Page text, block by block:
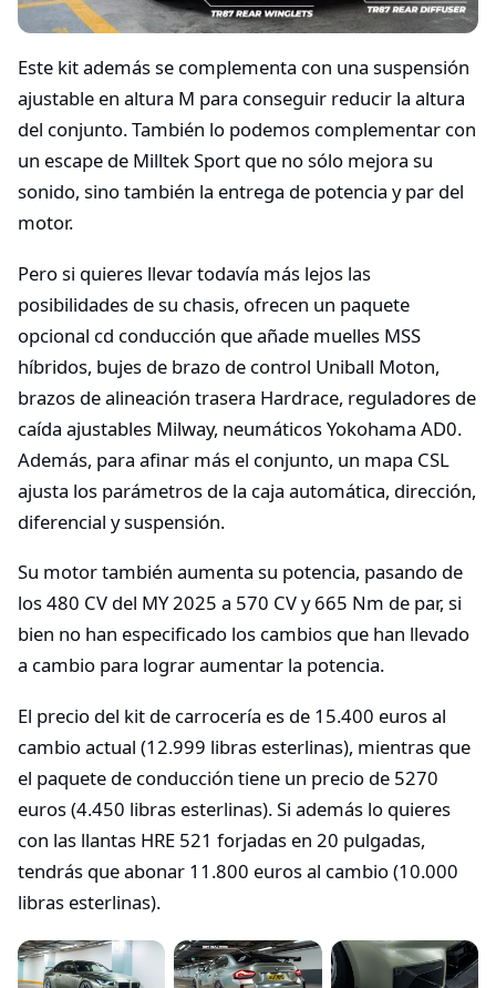
Este kit además se complementa con una suspensión
ajustable en altura M para conseguir reducir la altura
del conjunto. También lo podemos complementar con
un escape de Milltek Sport que no sólo mejora su
sonido, sino también la entrega de potencia y par del
motor.
Pero si quieres llevar todavía más lejos las
posibilidades de su chasis, ofrecen un paquete
opcional cd conducción que añade muelles MSS
híbridos, bujes de brazo de control Uniball Moton,
brazos de alineación trasera Hardrace, reguladores de
caída ajustables Milway, neumáticos Yokohama AD0.
Además, para afinar más el conjunto, un mapa CSL
ajusta los parámetros de la caja automática, dirección,
diferencial y suspensión.
Su motor también aumenta su potencia, pasando de
los 480 CV del MY 2025 a 570 CV y 665 Nm de par, si
bien no han especificado los cambios que han llevado
a cambio para lograr aumentar la potencia.
El precio del kit de carrocería es de 15.400 euros al
cambio actual (12.999 libras esterlinas), mientras que
el paquete de conducción tiene un precio de 5270
euros (4.450 libras esterlinas). Si además lo quieres
con las llantas HRE 521 forjadas en 20 pulgadas,
tendrás que abonar 11.800 euros al cambio (10.000
libras esterlinas).